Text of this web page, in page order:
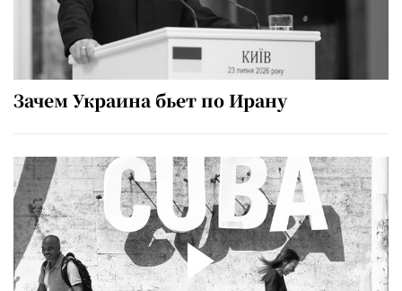
Зачем Украина бьет по Ирану